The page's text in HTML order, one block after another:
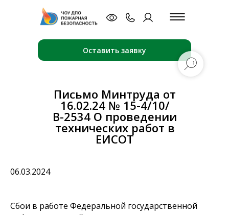
Оставить заявку
Письмо Минтруда от
16.02.24 № 15-4/10/
В-2534 О проведении
технических работ в
ЕИСОТ
06.03.2024
Сбои в работе Федеральной государственной